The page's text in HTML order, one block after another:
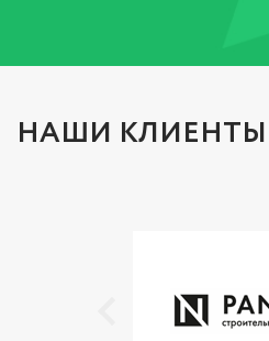
НАШИ КЛИЕНТЫ